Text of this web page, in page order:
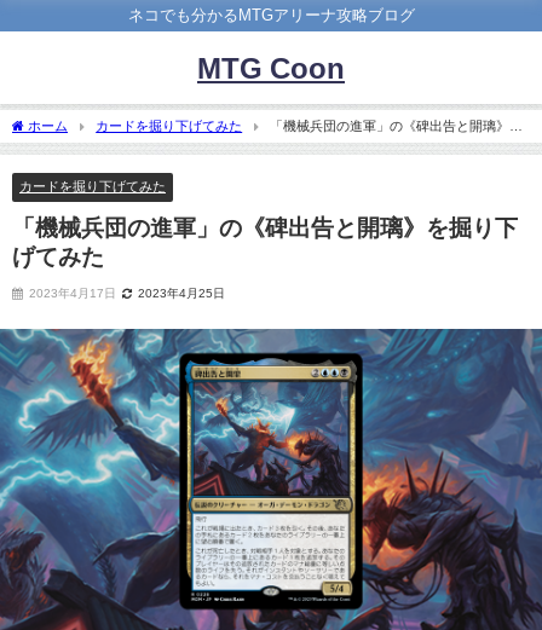
ネコでも分かるMTGアリーナ攻略ブログ
MTG Coon
ホーム カードを掘り下げてみた
「機械兵団の進軍」の《碑出告と開璃》を
掘り下げてみた
カードを掘り下げてみた
「機械兵団の進軍」の《碑出告と開璃》を掘り下
げてみた
2023年4月17日 2023年4月25日